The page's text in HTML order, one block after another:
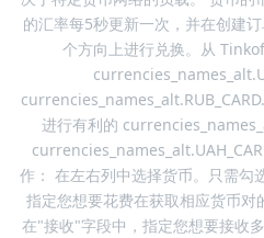
的汇率每5秒更新一次，并在创建
个方向上进行兑换。从
进行有利的
作： 在左右列中选择货币。只需勾
指定您想要花费在获取相应货币对
在"接收"字段中，指定您想要接收